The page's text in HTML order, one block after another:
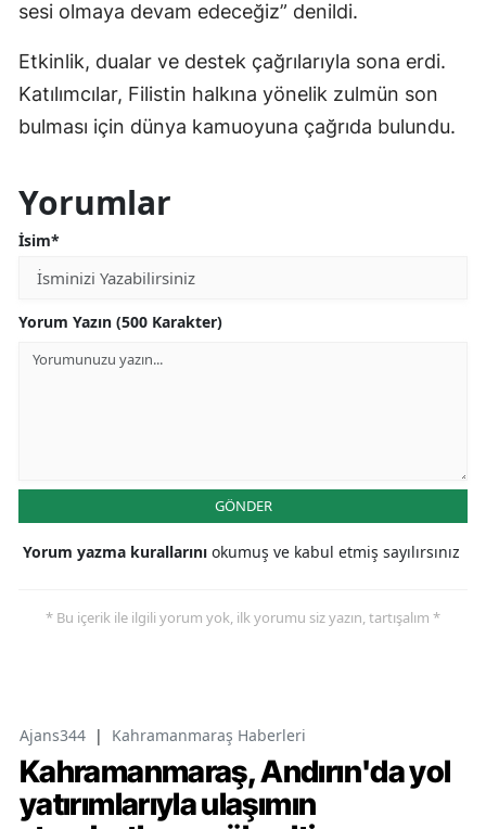
sesi olmaya devam edeceğiz” denildi.
Etkinlik, dualar ve destek çağrılarıyla sona erdi.
Katılımcılar, Filistin halkına yönelik zulmün son
bulması için dünya kamuoyuna çağrıda bulundu.
Yorumlar
İsim*
Yorum Yazın (500 Karakter)
GÖNDER
Yorum yazma kurallarını okumuş ve kabul etmiş sayılırsınız
* Bu içerik ile ilgili yorum yok, ilk yorumu siz yazın, tartışalım *
Ajans344 | Kahramanmaraş Haberleri
Kahramanmaraş, Andırın'da yol
yatırımlarıyla ulaşımın